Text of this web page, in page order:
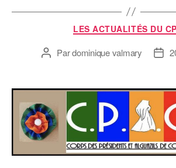
LES ACTUALITÉS DU
Pardominique valmary